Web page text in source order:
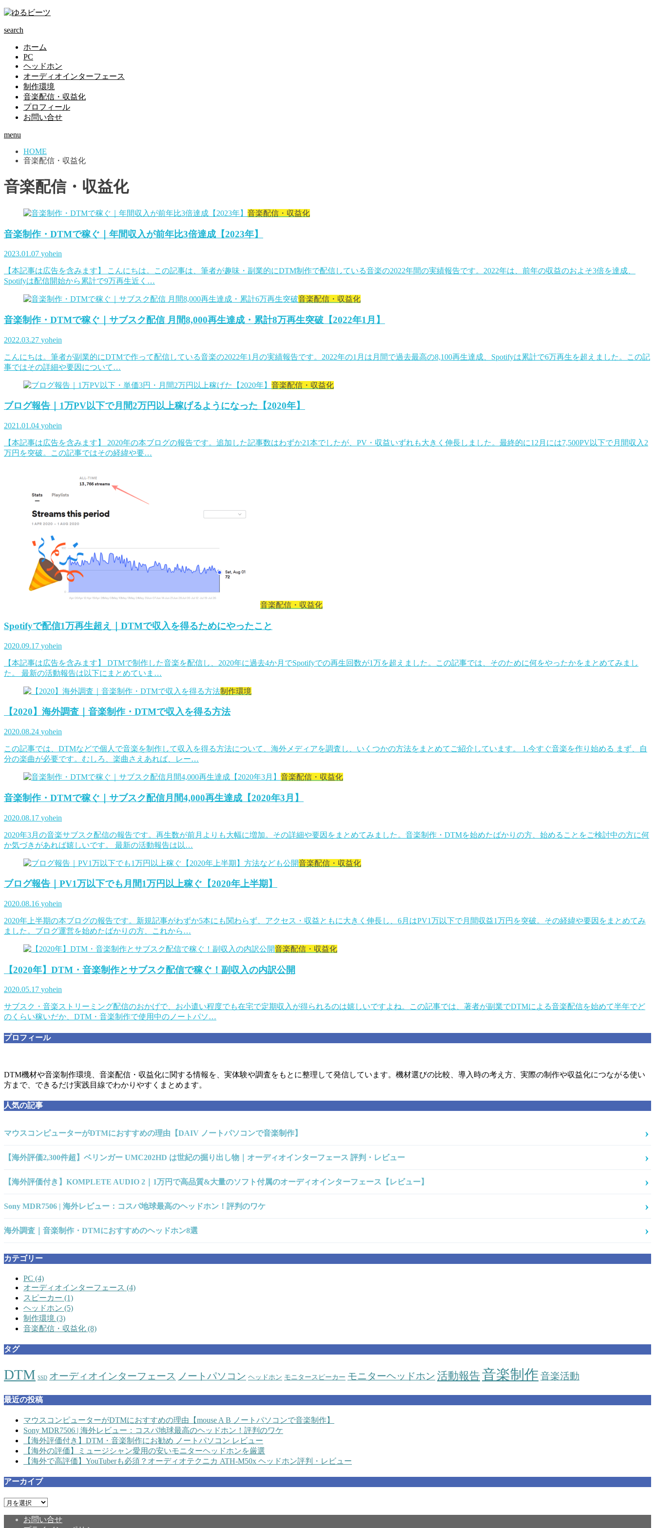
search
ホーム
PC
ヘッドホン
オーディオインターフェース
制作環境
音楽配信・収益化
プロフィール
お問い合せ
menu
HOME
音楽配信・収益化
音楽配信・収益化
音楽配信・収益化
音楽制作・DTMで稼ぐ｜年間収入が前年比3倍達成【2023年】
2023.01.07 yohein
【本記事は広告を含みます】 こんにちは。この記事は、筆者が趣味・副業的にDTM制作で配信している音楽の2022年間の実績報告です。2022年は、前年の収益のおよそ3倍を達成、
Spotifyは配信開始から累計で9万再生近く…
音楽配信・収益化
音楽制作・DTMで稼ぐ｜サブスク配信 月間8,000再生達成・累計8万再生突破【2022年1月】
2022.03.27 yohein
こんにちは。筆者が副業的にDTMで作って配信している音楽の2022年1月の実績報告です。2022年の1月は月間で過去最高の8,100再生達成、Spotifyは累計で6万再生を超えました。この記
事ではその詳細や要因について…
音楽配信・収益化
ブログ報告｜1万PV以下で月間2万円以上稼げるようになった【2020年】
2021.01.04 yohein
【本記事は広告を含みます】 2020年の本ブログの報告です。追加した記事数はわずか21本でしたが、PV・収益いずれも大きく伸長しました。最終的に12月には7,500PV以下で月間収入2
万円を突破。この記事ではその経緯や要…
音楽配信・収益化
Spotifyで配信1万再生超え｜DTMで収入を得るためにやったこと
2020.09.17 yohein
【本記事は広告を含みます】 DTMで制作した音楽を配信し、2020年に過去4か月でSpotifyでの再生回数が1万を超えました。この記事では、そのために何をやったかをまとめてみまし
た。 最新の活動報告は以下にまとめていま…
制作環境
【2020】海外調査｜音楽制作・DTMで収入を得る方法
2020.08.24 yohein
この記事では、DTMなどで個人で音楽を制作して収入を得る方法について、海外メディアを調査し、いくつかの方法をまとめてご紹介しています。 1.今すぐ音楽を作り始める まず、自
分の楽曲が必要です。むしろ、楽曲さえあれば、レー…
音楽配信・収益化
音楽制作・DTMで稼ぐ｜サブスク配信月間4,000再生達成【2020年3月】
2020.08.17 yohein
2020年3月の音楽サブスク配信の報告です。再生数が前月よりも大幅に増加。その詳細や要因をまとめてみました。音楽制作・DTMを始めたばかりの方、始めることをご検討中の方に何
か気づきがあれば嬉しいです。 最新の活動報告は以…
音楽配信・収益化
ブログ報告｜PV1万以下でも月間1万円以上稼ぐ【2020年上半期】
2020.08.16 yohein
2020年上半期の本ブログの報告です。新規記事がわずか5本にも関わらず、アクセス・収益ともに大きく伸長し、6月はPV1万以下で月間収益1万円を突破。その経緯や要因をまとめてみ
ました。ブログ運営を始めたばかりの方、これから…
音楽配信・収益化
【2020年】DTM・音楽制作とサブスク配信で稼ぐ！副収入の内訳公開
2020.05.17 yohein
サブスク・音楽ストリーミング配信のおかげで、お小遣い程度でも在宅で定期収入が得られるのは嬉しいですよね。この記事では、著者が副業でDTMによる音楽配信を始めて半年でど
のくらい稼いだか、DTM・音楽制作で使用中のノートパソ…
プロフィール
DTM機材や音楽制作環境、音楽配信・収益化に関する情報を、実体験や調査をもとに整理して発信しています。機材選びの比較、導入時の考え方、実際の制作や収益化につながる使い
方まで、できるだけ実践目線でわかりやすくまとめます。
人気の記事
マウスコンピューターがDTMにおすすめの理由【DAIV ノートパソコンで音楽制作】
【海外評価2,300件超】ベリンガー UMC202HD は世紀の掘り出し物｜オーディオインターフェース 評判・レビュー
【海外評価付き】KOMPLETE AUDIO 2｜1万円で高品質&大量のソフト付属のオーディオインターフェース【レビュー】
Sony MDR7506 | 海外レビュー：コスパ地球最高のヘッドホン！評判のワケ
海外調査｜音楽制作・DTMにおすすめのヘッドホン8選
カテゴリー
PC (4)
オーディオインターフェース (4)
スピーカー (1)
ヘッドホン (5)
制作環境 (3)
音楽配信・収益化 (8)
タグ
DTM SSD オーディオインターフェース ノートパソコン ヘッドホン モニタースピーカー モニターヘッドホン 活動報告 音楽制作 音楽活動
最近の投稿
マウスコンピューターがDTMにおすすめの理由【mouse A B ノートパソコンで音楽制作】
Sony MDR7506 | 海外レビュー：コスパ地球最高のヘッドホン！評判のワケ
【海外評価付き】DTM・音楽制作にお勧め ノートパソコン レビュー
【海外の評価】ミュージシャン愛用の安いモニターヘッドホンを厳選
【海外で高評価】YouTuberも必須？オーディオテクニカ ATH-M50x ヘッドホン評判・レビュー
アーカイブ
ア
お問い合せ